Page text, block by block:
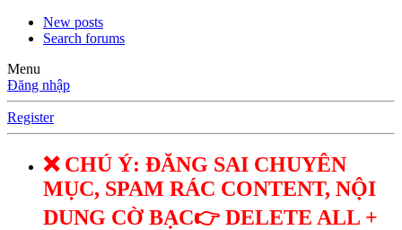
New posts
Search forums
Menu
Đăng nhập
Register
❌ CHÚ Ý: ĐĂNG SAI CHUYÊN
MỤC, SPAM RÁC CONTENT, NỘI
DUNG CỜ BẠC👉 DELETE ALL +